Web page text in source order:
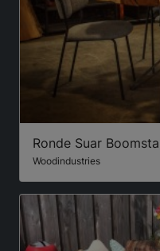
Ronde Suar
Woodindustries